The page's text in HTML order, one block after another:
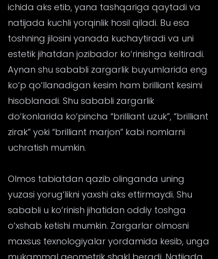
ichida aks etib, yana tashqariga qaytadi va
natijada kuchli yorqinlik hosil qiladi. Bu esa
toshning jilosini yanada kuchaytiradi va uni
estetik jihatdan jozibador ko‘rinishga keltiradi.
Aynan shu sababli zargarlik buyumlarida eng
ko‘p qo‘llanadigan kesim ham brilliant kesimi
hisoblanadi. Shu sababli zargarlik
do‘konlarida ko‘pincha “brilliant uzuk”, “brilliant
zirak” yoki “brilliant marjon” kabi nomlarni
uchratish mumkin.
Olmos tabiatdan qazib olinganda uning
yuzasi yorug‘likni yaxshi aks ettirmaydi. Shu
sababli u ko‘rinish jihatidan oddiy toshga
o‘xshab ketishi mumkin. Zargarlar olmosni
maxsus texnologiyalar yordamida kesib, unga
mukammal geometrik shakl beradi. Natijada